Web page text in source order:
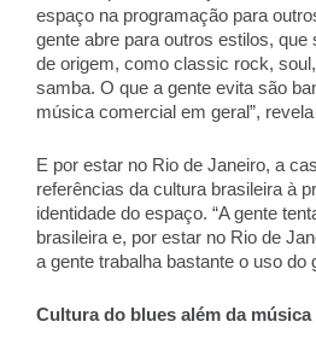
espaço na programação para
gente abre para outros estilos,
de origem, como classic rock,
samba. O que a gente evita são
música comercial em geral”, revela
E por estar no Rio de Janeiro, a
referências da cultura brasileira à
identidade do espaço. “A gente
brasileira e, por estar no Rio de
a gente trabalha bastante o uso do
Cultura do blues além da música